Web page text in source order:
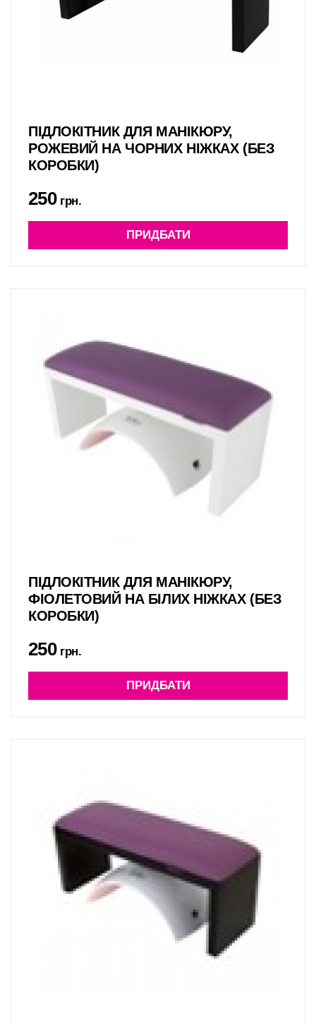
ПІДЛОКІТНИК ДЛЯ МАНІКЮРУ,
РОЖЕВИЙ НА ЧОРНИХ НІЖКАХ (БЕЗ
КОРОБКИ)
250грн.
ПРИДБАТИ
ПІДЛОКІТНИК ДЛЯ МАНІКЮРУ,
ФІОЛЕТОВИЙ НА БІЛИХ НІЖКАХ (БЕЗ
КОРОБКИ)
250грн.
ПРИДБАТИ